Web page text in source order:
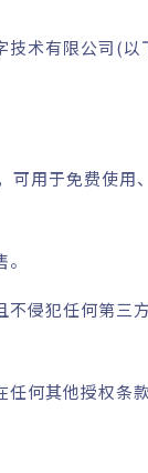
术有限公司(
用于免费使用
侵犯任何第三
何其他授权条款